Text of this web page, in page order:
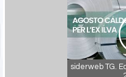
siderweb TG.